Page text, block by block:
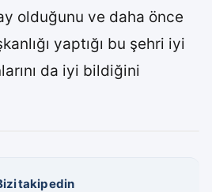
olduğunu ve daha önce
yaptığı bu şehri iyi
da iyi bildiğini
takip edin